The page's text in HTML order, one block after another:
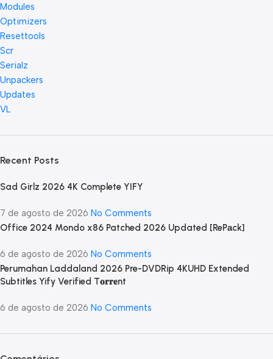
Modules
Optimizers
Resettools
Scr
Serialz
Unpackers
Updates
VL
Recent Posts
Sad Girlz 2026 4K Complete YIFY
7 de agosto de 2026 No Comments
Office 2024 Mondo x86 Patched 2026 Updated [RePаck]
6 de agosto de 2026 No Comments
Perumahan Laddaland 2026 Pre-DVDRip 4KUHD Extended
Subtitles Yify Verified T𝐨𝐫𝐫𝐞nt
6 de agosto de 2026 No Comments